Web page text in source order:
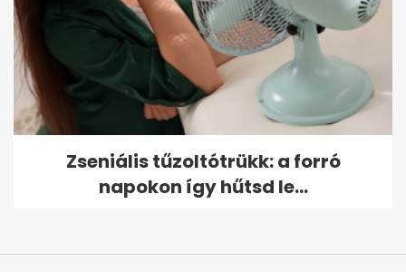
Zseniális tűzoltótrükk: a forró
napokon így hűtsd le...